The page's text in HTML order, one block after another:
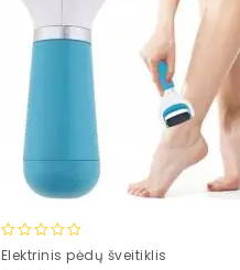
0
Elektrinis pėdų šveitiklis